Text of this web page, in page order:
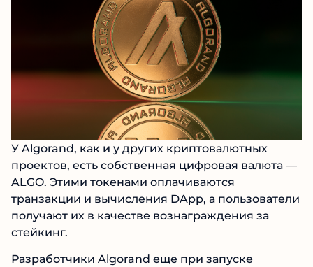
У Algorand, как и у других криптовалютных
проектов, есть собственная цифровая валюта —
ALGO. Этими токенами оплачиваются
транзакции и вычисления DApp, а пользователи
получают их в качестве вознаграждения за
стейкинг.
Разработчики Algorand еще при запуске